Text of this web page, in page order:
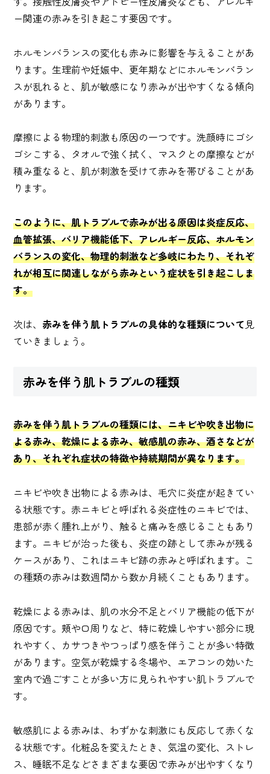
ー関連の赤みを引き起こす要因です。
ホルモンバランスの変化も赤みに影響を与えることがあ
ります。生理前や妊娠中、更年期などにホルモンバラン
スが乱れると、肌が敏感になり赤みが出やすくなる傾向
があります。
摩擦による物理的刺激も原因の一つです。洗顔時にゴシ
ゴシこする、タオルで強く拭く、マスクとの摩擦などが
積み重なると、肌が刺激を受けて赤みを帯びることがあ
ります。
このように、肌トラブルで赤みが出る原因は炎症反応、
血管拡張、バリア機能低下、アレルギー反応、ホルモン
バランスの変化、物理的刺激など多岐にわたり、それぞ
れが相互に関連しながら赤みという症状を引き起こしま
す。
次は、 赤みを伴う肌トラブルの具体的な種類について見
ていきましょう。
赤みを伴う肌トラブルの種類
赤みを伴う肌トラブルの種類には、ニキビや吹き出物に
よる赤み、乾燥による赤み、敏感肌の赤み、酒さなどが
あり、それぞれ症状の特徴や持続期間が異なります。
ニキビや吹き出物による赤みは、毛穴に炎症が起きてい
る状態です。赤ニキビと呼ばれる炎症性のニキビでは、
患部が赤く腫れ上がり、触ると痛みを感じることもあり
ます。ニキビが治った後も、炎症の跡として赤みが残る
ケースがあり、これはニキビ跡の赤みと呼ばれます。こ
の種類の赤みは数週間から数か月続くこともあります。
乾燥による赤みは、肌の水分不足とバリア機能の低下が
原因です。頬や口周りなど、特に乾燥しやすい部分に現
れやすく、カサつきやつっぱり感を伴うことが多い特徴
があります。空気が乾燥する冬場や、エアコンの効いた
室内で過ごすことが多い方に見られやすい肌トラブルで
す。
敏感肌による赤みは、わずかな刺激にも反応して赤くな
る状態です。化粧品を変えたとき、気温の変化、ストレ
ス、睡眠不足などさまざまな要因で赤みが出やすくなり